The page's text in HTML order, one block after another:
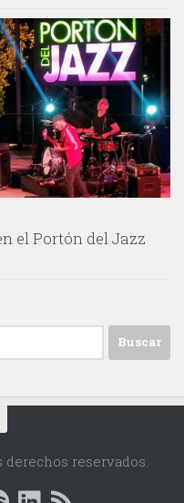
el Portón del Jazz
reservados.